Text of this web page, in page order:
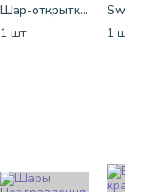
Шар-открытка "Сердце" (45 см) - 2
1 шт.
1 шт.